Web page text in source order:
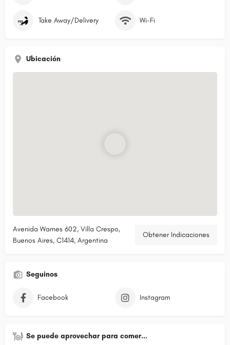
Take Away/Delivery Wi-Fi
Ubicación
Avenida Warnes 602, Villa Crespo,
Buenos Aires, C1414, Argentina
Obtener Indicaciones
Seguinos
Facebook Instagram
Se puede aprovechar para comer...